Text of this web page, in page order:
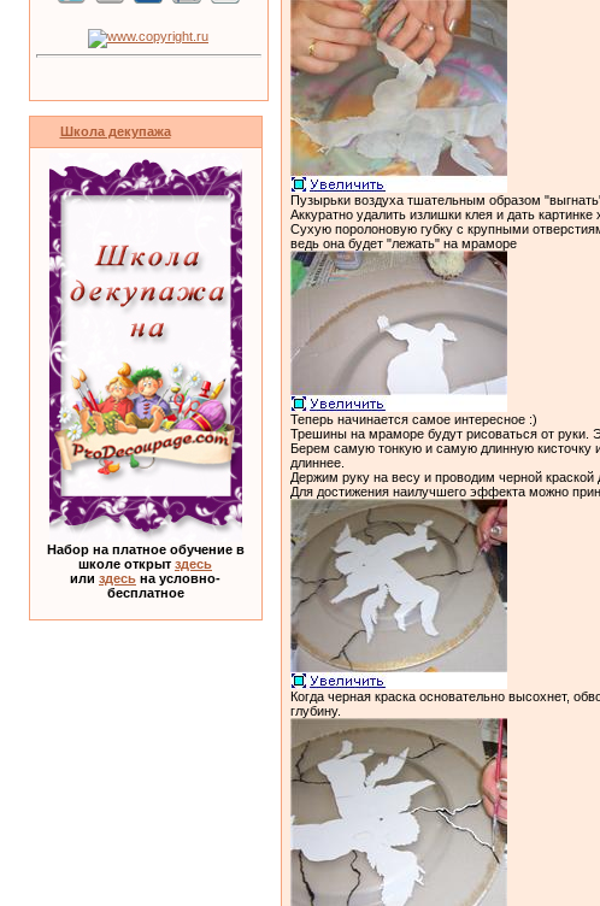
Школа декупажа
Набор на платное обучение в
школе открыт здесь
или здесь на условно-
бесплатное
Пузырьки воздуха тшательным образом
Аккуратно удалить излишки клея и дать картинке
Сухую поролоновую губку с крупными
ведь она будет "лежать" на мраморе
Теперь начинается самое интересное :)
Трешины на мраморе будут рисоваться от руки.
Берем самую тонкую и самую длинную кисточку
длиннее.
Держим руку на весу и проводим черной краской
Для достижения наилучшего эффекта можно
Когда черная краска основательно высохнет,
глубину.